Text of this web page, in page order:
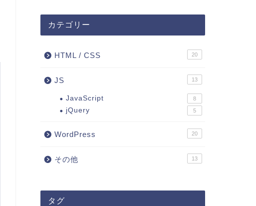
カテゴリー
HTML / CSS 20
JS 13
JavaScript 8
jQuery 5
WordPress 20
その他 13
タグ